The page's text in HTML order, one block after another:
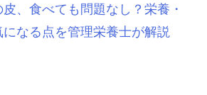
、食べても問題なし？栄養・
なる点を管理栄養士が解説